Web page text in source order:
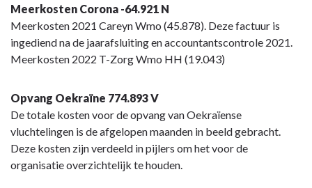
Meerkosten Corona -64.921 N
Meerkosten 2021 Careyn Wmo (45.878). Deze factuur is
ingediend na de jaarafsluiting en accountantscontrole 2021.
Meerkosten 2022 T-Zorg Wmo HH (19.043)
Opvang Oekraïne 774.893 V
De totale kosten voor de opvang van Oekraïense
vluchtelingen is de afgelopen maanden in beeld gebracht.
Deze kosten zijn verdeeld in pijlers om het voor de
organisatie overzichtelijk te houden.